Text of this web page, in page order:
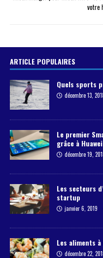
votre
ARTICLE POPULAIRES
Quels sports
décembre 13,
Le premier
grâce à Huawei
décembre 19,
Les secteurs
startup
janvier 6, 2019
Les aliments
décembre 22,